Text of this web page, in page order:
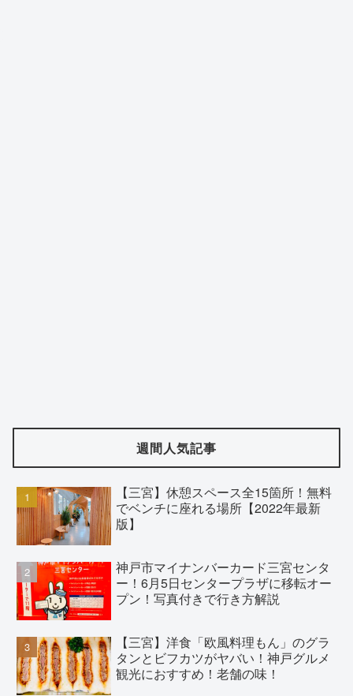
週間人気記事
【三宮】休憩スペース全15箇所！無料
でベンチに座れる場所【2022年最新
版】
神戸市マイナンバーカード三宮センタ
ー！6月5日センタープラザに移転オー
プン！写真付きで行き方解説
【三宮】洋食「欧風料理もん」のグラ
タンとビフカツがヤバい！神戸グルメ
観光におすすめ！老舗の味！